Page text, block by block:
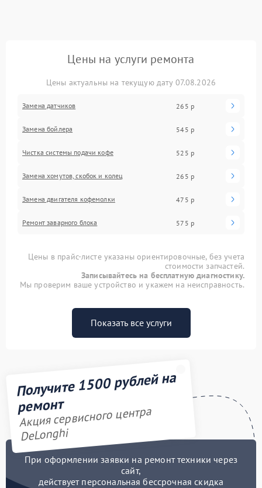
Цены на услуги ремонта
Цены актуальны на текущую дату 07.08.2026
Замена датчиков 265 р
Замена бойлера 545 р
Чистка системы подачи кофе 525 р
Замена хомутов, скобок и колец 265 р
Замена двигателя кофемолки 475 р
Ремонт заварного блока 575 р
Цены в прайс-листе указаны ориентировочные, без учета
стоимости запчастей.
Записывайтесь на бесплатную диагностику.
Мы проверим ваше устройство и укажем на неисправность.
Показать все услуги
Получите 1500 рублей на
ремонт
Акция сервисного центра
DeLonghi
При оформлении заявки на ремонт техники через
сайт,
действует персональная бессрочная скидка